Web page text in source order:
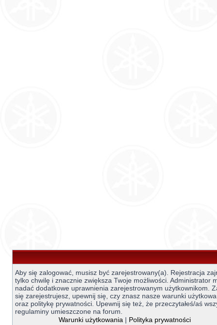
Aby się zalogować, musisz być zarejestrowany(a). Rejestracja
tylko chwilę i znacznie zwiększa Twoje możliwości. Administrator
nadać dodatkowe uprawnienia zarejestrowanym użytkownikom.
się zarejestrujesz, upewnij się, czy znasz nasze warunki
oraz politykę prywatności. Upewnij się też, że przeczytałeś/aś
regulaminy umieszczone na forum.
Warunki użytkowania | Polityka prywatności